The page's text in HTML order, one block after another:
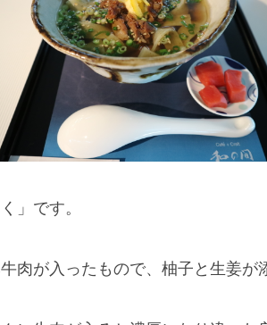
」です。
肉が入ったもので、柚子と生姜が